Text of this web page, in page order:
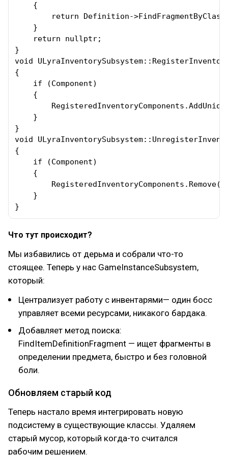
    {
return Definition-
    }
    return nullptr;
}
void
{
    if (Component)
    {
    }
}
void
{
    if (Component)
    {
    }
}
Что тут происходит?
Мы избавились от дерьма и собрали что-то
стоящее. Теперь у нас GameInstanceSubsystem,
который:
Централизует работу с инвентарями— один босс
управляет всеми ресурсами, никакого бардака.
Добавляет метод поиска:
FindItemDefinitionFragment — ищет фрагменты в
определении предмета, быстро и без головной
боли.
Обновляем старый код
Теперь настало время интегрировать новую
подсистему в существующие классы. Удаляем
старый мусор, который когда-то считался
рабочим решением.